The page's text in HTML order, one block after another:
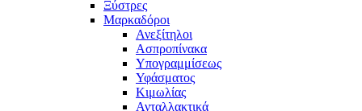
Ξύστρες
Μαρκαδόροι
Ανεξίτηλοι
Ασπροπίνακα
Υπογραμμίσεως
Υφάσματος
Κιμωλίας
Ανταλλακτικά